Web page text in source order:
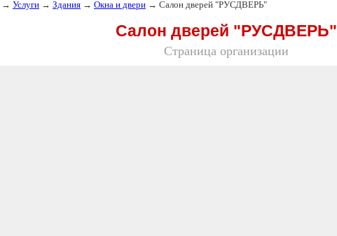
→ Услуги → Здания → Окна и двери → Салон дверей "РУСДВЕРЬ"
Салон дверей "РУСДВЕРЬ"
Страница организации